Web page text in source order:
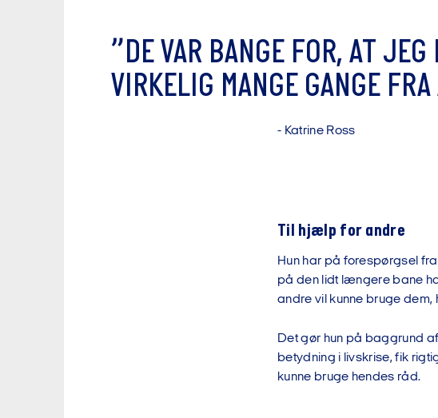
”DE VAR BANGE FOR, AT JEG
VIRKELIG MANGE GANGE FRA
- Katrine Ross
Til hjælp for andre
Hun har på forespørgsel
på den lidt længere bane
andre vil kunne bruge
Det gør hun på baggrund
betydning i livskrise, fik
kunne bruge hendes råd.